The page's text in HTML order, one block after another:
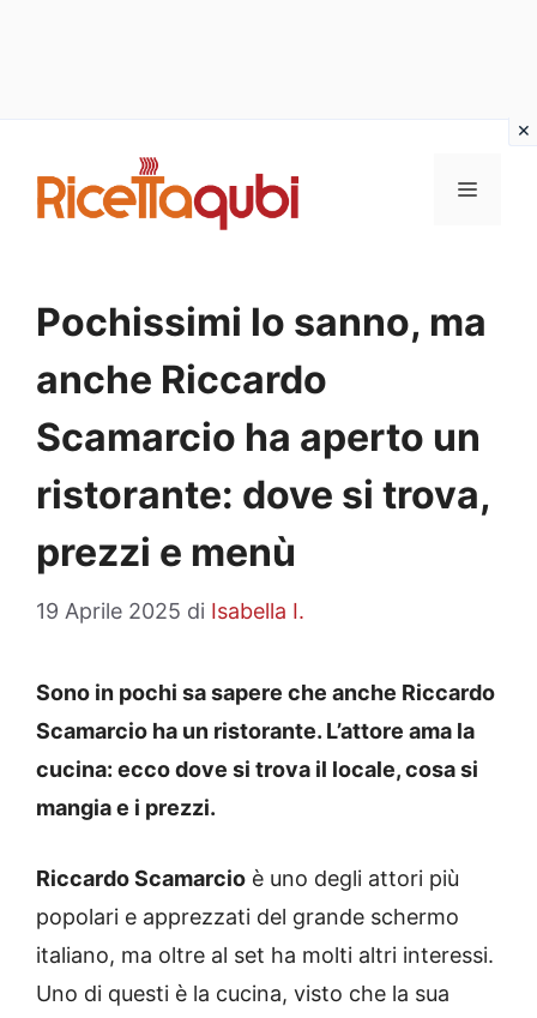
contenuto
MENU
Pochissimi lo sanno, ma
anche Riccardo
Scamarcio ha aperto un
ristorante: dove si trova,
prezzi e menù
19 Aprile 2025 di Isabella I.
Sono in pochi sa sapere che anche Riccardo
Scamarcio ha un ristorante. L’attore ama la
cucina: ecco dove si trova il locale, cosa si
mangia e i prezzi.
Riccardo Scamarcio è uno degli attori più
popolari e apprezzati del grande schermo
italiano, ma oltre al set ha molti altri interessi.
Uno di questi è la cucina, visto che la sua